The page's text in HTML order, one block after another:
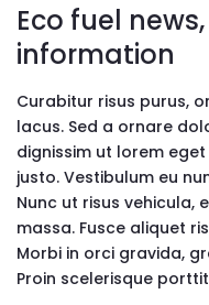
Eco fuel
information
Curabitur risus purus,
lacus. Sed a ornare
dignissim ut lorem
justo. Vestibulum eu
Nunc ut risus vehicula,
massa. Fusce aliquet
Morbi in orci gravida,
Proin scelerisque